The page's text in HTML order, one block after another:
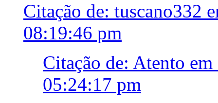
Citação de: tuscano332
08:19:46 pm
Citação de: Atento
05:24:17 pm